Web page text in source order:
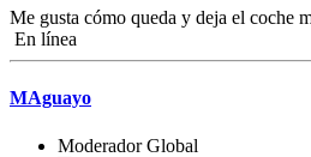
Me gusta cómo queda y deja el coche
En línea
MAguayo
Moderador Global